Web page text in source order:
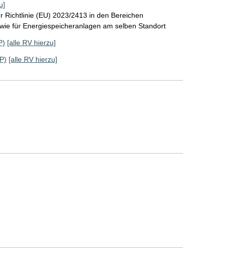
Richtlinie (EU) 2023/2413 in den Bereichen
für Energiespeicheranlagen am selben Standort
[alle RV hierzu]
[alle RV hierzu]